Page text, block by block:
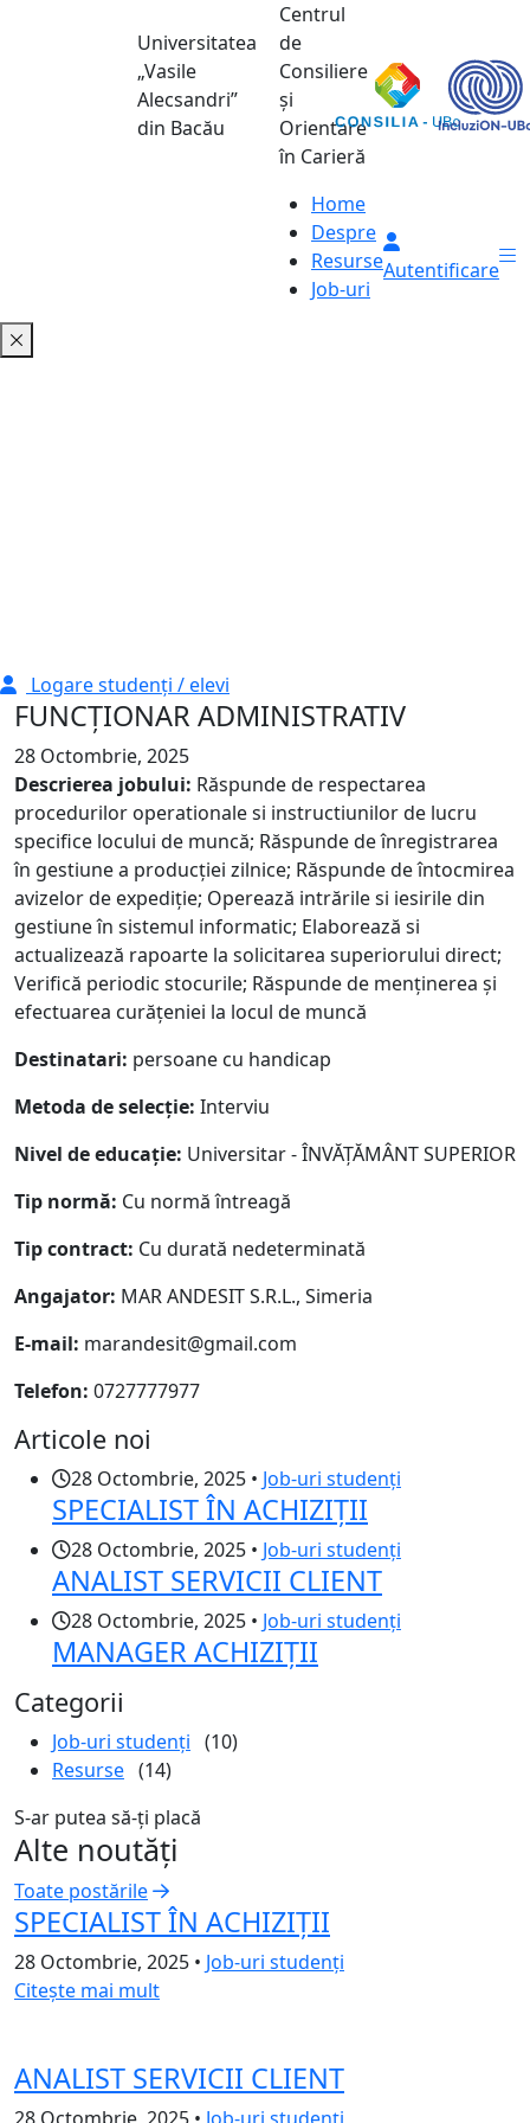
Universitatea
„Vasile
Alecsandri”
din Bacău
Centrul
de
Consiliere
și
Orientare
în Carieră
Home
Despre
Resurse
Job-uri
Autentificare
Logare studenți / elevi
FUNCȚIONAR ADMINISTRATIV
28 Octombrie, 2025
Descrierea jobului: Răspunde de respectarea
procedurilor operationale si instructiunilor de lucru
specifice locului de muncă; Răspunde de înregistrarea
în gestiune a producției zilnice; Răspunde de întocmirea
avizelor de expediție; Operează intrările si iesirile din
gestiune în sistemul informatic; Elaborează si
actualizează rapoarte la solicitarea superiorului direct;
Verifică periodic stocurile; Răspunde de menținerea și
efectuarea curăţeniei la locul de muncă
Destinatari: persoane cu handicap
Metoda de selecție: Interviu
Nivel de educație: Universitar - ÎNVĂȚĂMÂNT SUPERIOR
Tip normă: Cu normă întreagă
Tip contract: Cu durată nedeterminată
Angajator: MAR ANDESIT S.R.L., Simeria
E-mail: marandesit@gmail.com
Telefon: 0727777977
Articole noi
28 Octombrie, 2025 • Job-uri studenți
SPECIALIST ÎN ACHIZIȚII
28 Octombrie, 2025 • Job-uri studenți
ANALIST SERVICII CLIENT
28 Octombrie, 2025 • Job-uri studenți
MANAGER ACHIZIȚII
Categorii
Job-uri studenți (10)
Resurse (14)
S-ar putea să-ți placă
Alte noutăți
Toate postările
SPECIALIST ÎN ACHIZIȚII
28 Octombrie, 2025 • Job-uri studenți
Citește mai mult
ANALIST SERVICII CLIENT